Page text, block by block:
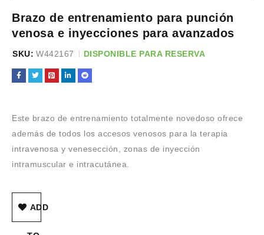
Brazo de entrenamiento para punción
venosa e inyecciones para avanzados
SKU: W442167 DISPONIBLE PARA RESERVA
Este brazo de entrenamiento totalmente novedoso ofrece
además de todos los accesos venosos para la terapia
intravenosa y venesección, zonas de inyección
intramuscular e intracutánea.
ADD